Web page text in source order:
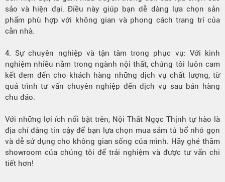
sảo và hiện đại. Điều này giúp bạn dễ dàng lựa chọn sản
phẩm phù hợp với không gian và phong cách trang trí của
căn nhà.
4. Sự chuyên nghiệp và tận tâm trong phục vụ: Với kinh
nghiệm nhiều năm trong ngành nội thất, chúng tôi luôn cam
kết đem đến cho khách hàng những dịch vụ chất lượng, từ
quá trình tư vấn chuyên nghiệp đến dịch vụ sau bán hàng
chu đáo.
Với những lợi ích nổi bật trên, Nội Thất Ngọc Thịnh tự hào là
địa chỉ đáng tin cậy để bạn lựa chọn mua sắm tủ bổ nhỏ gọn
và dễ sử dụng cho không gian sống của mình. Hãy ghé thăm
showroom của chúng tôi để trải nghiệm và được tư vấn chi
tiết hơn!